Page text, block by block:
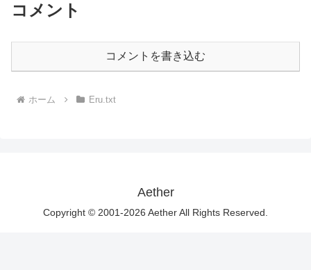
コメント
コメントを書き込む
ホーム Eru.txt
Aether
Copyright © 2001-2026 Aether All Rights Reserved.